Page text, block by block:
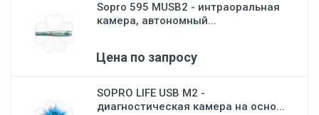
Sopro 595 MUSB2 - интраоральная
камера, автономный...
Цена по запросу
SOPRO LIFE USB M2 -
диагностическая камера на осно...